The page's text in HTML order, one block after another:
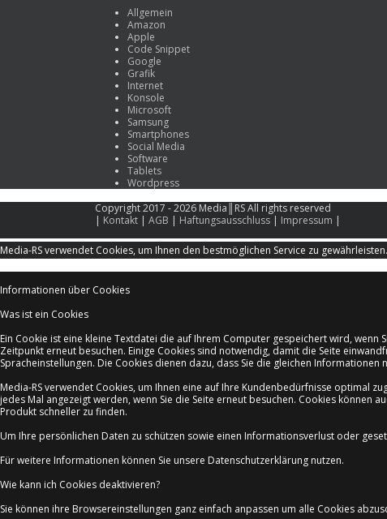
Allgemein
Amazon
Apple
Code Snippet
Google
Grafik
Internet
Konsole
Microsoft
Samsung
Smartphones
Social Media
Software
Tablets
Wordpress
Copyright 2017 - 2026 Media║RS All rights reserved
| Kontakt | AGB | Haftungsausschluss | Impressum |
Media-RS verwendet Cookies, um Ihnen den bestmöglichen Service zu
Informationen über Cookies
Was ist ein Cookies
Ein Cookie ist eine kleine Textdatei die auf Ihrem Computer gespeichert wird,
Zeitpunkt erneut besuchen. Einige Cookies sind notwendig, damit die Seite
Spracheinstellungen. Die Cookies dienen dazu, dass Sie die gleichen
Media-RS verwendet Cookies, um Ihnen eine auf Ihre Kundenbedürfnisse optimal
jedes Mal angezeigt werden, wenn Sie die Seite erneut besuchen. Cookies
Produkt schneller zu finden.
Um Ihre persönlichen Daten zu schützen sowie einen Informationsverlust oder
Für weitere Informationen können Sie unsere Datenschutzerklärung nutzen.
Wie kann ich Cookies deaktivieren?
Sie können ihre Browsereinstellungen ganz einfach anpassen um alle Cookies